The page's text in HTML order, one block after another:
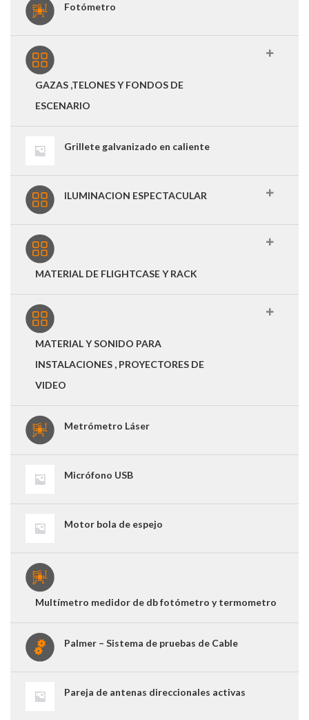
Fotómetro
GAZAS ,TELONES Y FONDOS DE
ESCENARIO
Grillete galvanizado en caliente
ILUMINACION ESPECTACULAR
MATERIAL DE FLIGHTCASE Y RACK
MATERIAL Y SONIDO PARA
INSTALACIONES , PROYECTORES DE
VIDEO
Metrómetro Láser
Micrófono USB
Motor bola de espejo
Multímetro medidor de db fotómetro y termometro
Palmer – Sistema de pruebas de Cable
Pareja de antenas direccionales activas